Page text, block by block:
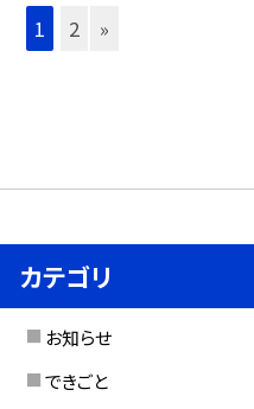
1 2 »
カテゴリ
お知らせ
できごと